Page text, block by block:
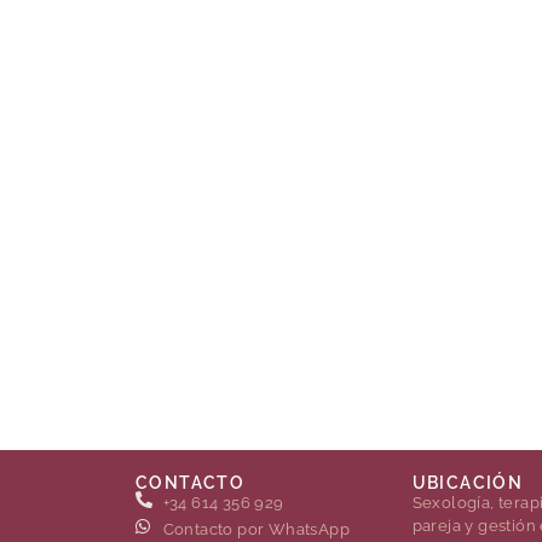
CONTACTO
+34 614 356 929
Contacto por WhatsApp
UBICACIÓN
Sexología,
pareja y